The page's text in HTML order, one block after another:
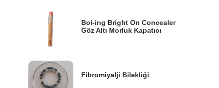
Boi-ing Bright On Concealer
Göz Altı Morluk Kapatıcı
Fibromiyalji Bilekliği